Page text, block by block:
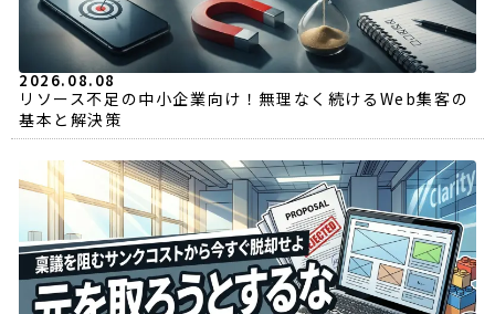
2026.08.08
リソース不足の中小企業向け！無理なく続けるWeb集客の
基本と解決策